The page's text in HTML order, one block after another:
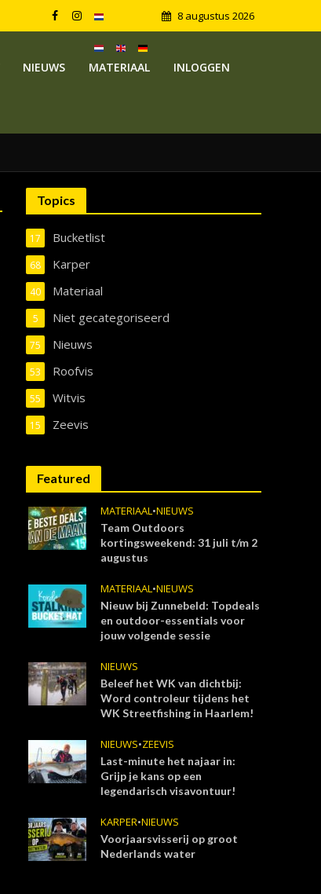
8 augustus 2026
NIEUWS MATERIAAL
INLOGGEN
Topics
Bucketlist
17
Karper
68
Materiaal
40
Niet gecategoriseerd
5
Nieuws
75
Roofvis
53
Witvis
55
Zeevis
15
Featured
MATERIAAL•NIEUWS
Team Outdoors
kortingsweekend: 31 juli t/m 2
augustus
MATERIAAL•NIEUWS
Nieuw bij Zunnebeld: Topdeals
en outdoor-essentials voor
jouw volgende sessie
NIEUWS
Beleef het WK van dichtbij:
Word controleur tijdens het
WK Streetfishing in Haarlem!
NIEUWS•ZEEVIS
Last-minute het najaar in:
Grijp je kans op een
legendarisch visavontuur!
KARPER•NIEUWS
Voorjaarsvisserij op groot
Nederlands water